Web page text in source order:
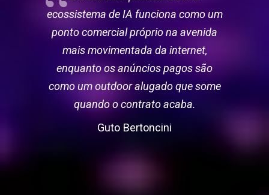
ecossistema de IA funciona como um
ponto comercial próprio na avenida
mais movimentada da internet,
enquanto os anúncios pagos são
como um outdoor alugado que some
quando o contrato acaba.
Guto Bertoncini